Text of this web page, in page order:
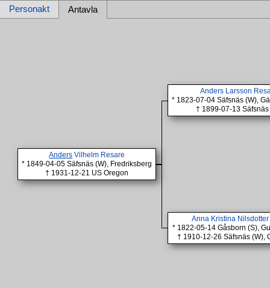
Personakt Antavla
Anders Vilhelm Resare
* 1849-04-05 Säfsnäs (W), Fredriksberg
† 1931-12-21 US Oregon
Anders Larsson
* 1823-07-04 Säfsnäs (W),
† 1899-07-13 Säfsnäs
Anna Kristina Nilsdotter
* 1822-05-14 Gåsborn (S),
† 1910-12-26 Säfsnäs (W),